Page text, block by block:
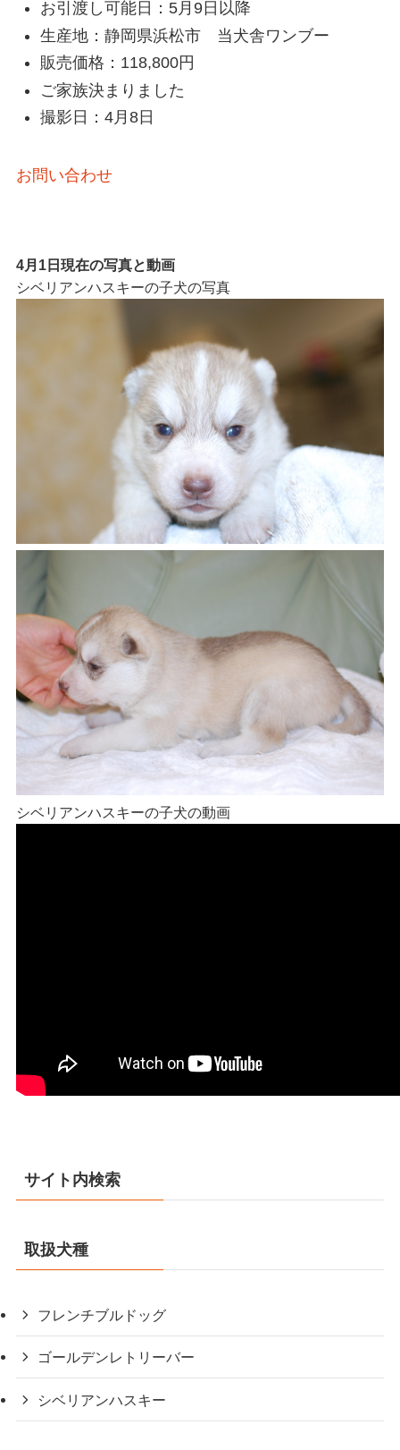
お引渡し可能日：5月9日以降
生産地：静岡県浜松市 当犬舎ワンブー
販売価格：118,800円
ご家族決まりました
撮影日：4月8日
お問い合わせ
4月1日現在の写真と動画
シベリアンハスキーの子犬の写真
シベリアンハスキーの子犬の動画
サイト内検索
取扱犬種
フレンチブルドッグ
ゴールデンレトリーバー
シベリアンハスキー